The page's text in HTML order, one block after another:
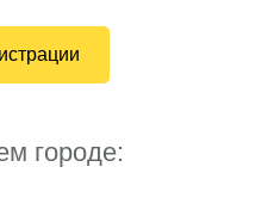
городе: